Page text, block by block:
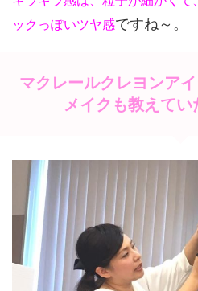
ックっぽいツヤ感ですね～。
マクレールクレヨンア
メイクも教えてい